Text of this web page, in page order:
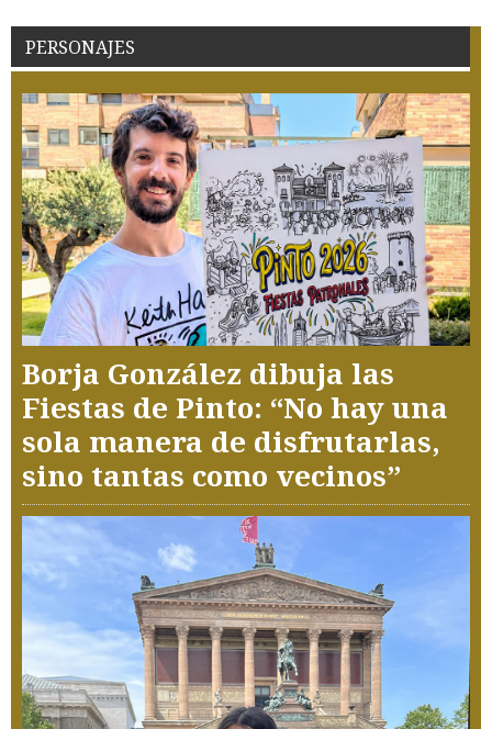
PERSONAJES
Borja González dibuja las
Fiestas de Pinto: “No hay una
sola manera de disfrutarlas,
sino tantas como vecinos”